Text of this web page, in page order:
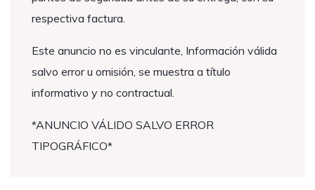
respectiva factura.
Este anuncio no es vinculante, Información válida
salvo error u omisión, se muestra a título
informativo y no contractual.
*ANUNCIO VÁLIDO SALVO ERROR
TIPOGRÁFICO*